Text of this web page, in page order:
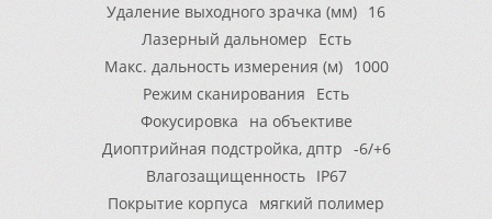
Удаление выходного зрачка (мм) 16
Лазерный дальномер
Есть
Макс. дальность измерения (м)
1000
Режим сканирования
Есть
Фокусировка
на объективе
Диоптрийная подстройка, дптр -6/+6
Влагозащищенность
IP67
Покрытие корпуса
мягкий полимер